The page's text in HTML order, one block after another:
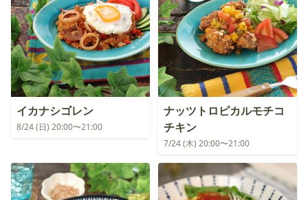
イカナシゴレン
8/24 (日) 20:00〜21:00
ナッツトロピカルモチコ
チキン
7/24 (木) 20:00〜21:00